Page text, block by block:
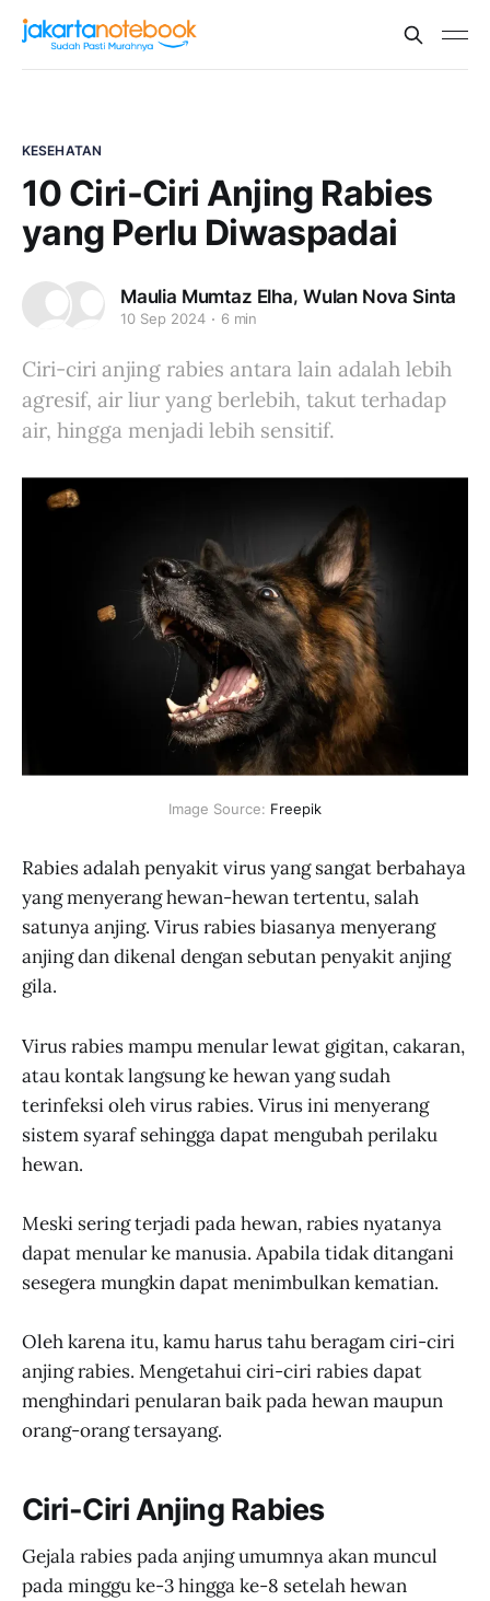
KESEHATAN
10 Ciri-Ciri Anjing Rabies
yang Perlu Diwaspadai
Maulia Mumtaz Elha, Wulan Nova Sinta
10 Sep 2024 6 min
Ciri-ciri anjing rabies antara lain adalah lebih
agresif, air liur yang berlebih, takut terhadap
air, hingga menjadi lebih sensitif.
Image Source: Freepik
Rabies adalah penyakit virus yang sangat berbahaya
yang menyerang hewan-hewan tertentu, salah
satunya anjing. Virus rabies biasanya menyerang
anjing dan dikenal dengan sebutan penyakit anjing
gila.
Virus rabies mampu menular lewat gigitan, cakaran,
atau kontak langsung ke hewan yang sudah
terinfeksi oleh virus rabies. Virus ini menyerang
sistem syaraf sehingga dapat mengubah perilaku
hewan.
Meski sering terjadi pada hewan, rabies nyatanya
dapat menular ke manusia. Apabila tidak ditangani
sesegera mungkin dapat menimbulkan kematian.
Oleh karena itu, kamu harus tahu beragam ciri-ciri
anjing rabies. Mengetahui ciri-ciri rabies dapat
menghindari penularan baik pada hewan maupun
orang-orang tersayang.
Ciri-Ciri Anjing Rabies
Gejala rabies pada anjing umumnya akan muncul
pada minggu ke-3 hingga ke-8 setelah hewan